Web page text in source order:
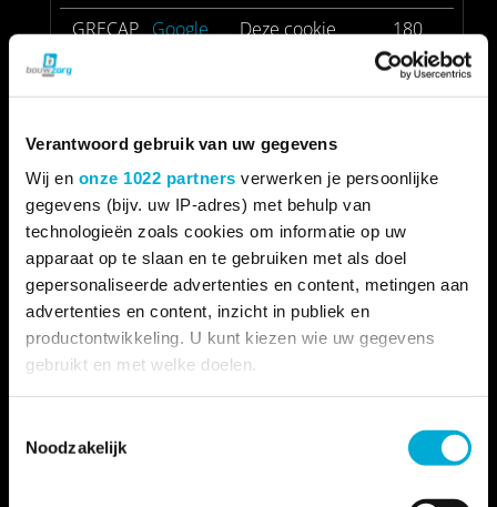
Verantwoord gebruik van uw gegevens
Wij en onze 1022 partners verwerken je persoonlijke
gegevens (bijv. uw IP-adres) met behulp van
technologieën zoals cookies om informatie op uw
apparaat op te slaan en te gebruiken met als doel
gepersonaliseerde advertenties en content, metingen aan
advertenties en content, inzicht in publiek en
productontwikkeling. U kunt kiezen wie uw gegevens
gebruikt en met welke doelen.
Informatie verzamelen over uw geografische
Uw apparaat identificeren door het actief te
Noodzakelijk
_GRECAP Google
Deze cookie
om onderscheid
mensen en bots.
Dit is gunstig voor
de website om
juiste rapporten
over het gebruik
van de website te
maken.
180
dagen